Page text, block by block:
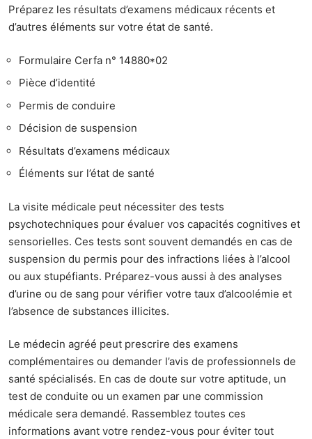
Préparez les résultats d’examens médicaux récents et
d’autres éléments sur votre état de santé.
Formulaire Cerfa n° 14880*02
Pièce d’identité
Permis de conduire
Décision de suspension
Résultats d’examens médicaux
Éléments sur l’état de santé
La visite médicale peut nécessiter des tests
psychotechniques pour évaluer vos capacités cognitives et
sensorielles. Ces tests sont souvent demandés en cas de
suspension du permis pour des infractions liées à l’alcool
ou aux stupéfiants. Préparez-vous aussi à des analyses
d’urine ou de sang pour vérifier votre taux d’alcoolémie et
l’absence de substances illicites.
Le médecin agréé peut prescrire des examens
complémentaires ou demander l’avis de professionnels de
santé spécialisés. En cas de doute sur votre aptitude, un
test de conduite ou un examen par une commission
médicale sera demandé. Rassemblez toutes ces
informations avant votre rendez-vous pour éviter tout